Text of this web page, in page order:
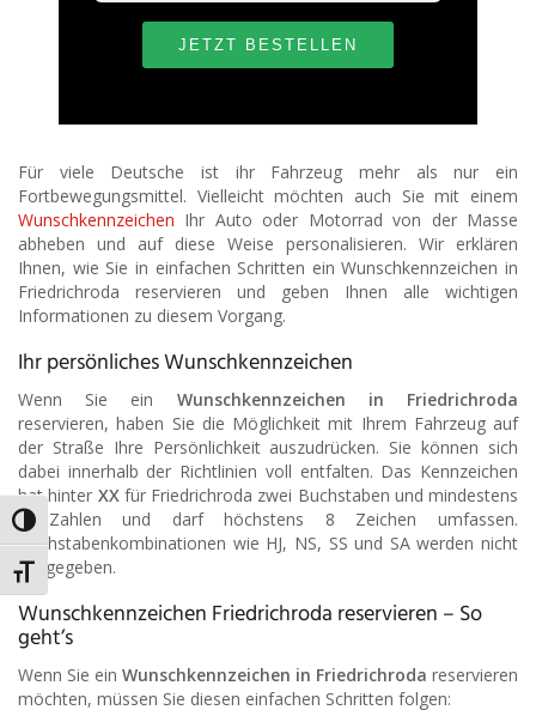
Umschalten auf hohe Kontraste
Schrift vergrößern
Für viele Deutsche ist ihr Fahrzeug mehr als nur ein
Fortbewegungsmittel. Vielleicht möchten auch Sie mit einem
Wunschkennzeichen Ihr Auto oder Motorrad von der Masse
abheben und auf diese Weise personalisieren. Wir erklären
Ihnen, wie Sie in einfachen Schritten ein Wunschkennzeichen in
Friedrichroda reservieren und geben Ihnen alle wichtigen
Informationen zu diesem Vorgang.
Ihr persönliches Wunschkennzeichen
Wenn Sie ein Wunschkennzeichen in Friedrichroda
reservieren, haben Sie die Möglichkeit mit Ihrem Fahrzeug auf
der Straße Ihre Persönlichkeit auszudrücken. Sie können sich
dabei innerhalb der Richtlinien voll entfalten. Das Kennzeichen
hat hinter XXfür Friedrichroda zwei Buchstaben und mindestens
3 Zahlen und darf höchstens 8 Zeichen umfassen.
Buchstabenkombinationen wie HJ, NS, SS und SA werden nicht
ausgegeben.
Wunschkennzeichen Friedrichroda reservieren – So
geht’s
Wenn Sie ein Wunschkennzeichen in Friedrichroda reservieren
möchten, müssen Sie diesen einfachen Schritten folgen: